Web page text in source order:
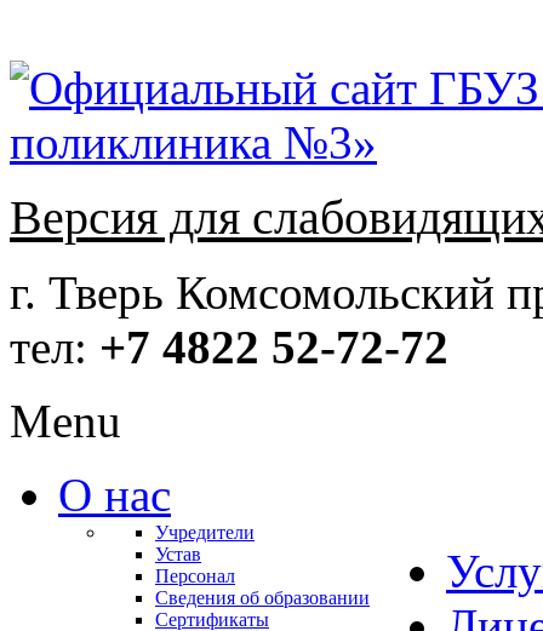
Версия для
г. Тверь Комсомольский
тел: +7 4822 52-72-72
Menu
О нас
Учредители
Устав
Персонал
Сведения об образовании
Сертификаты